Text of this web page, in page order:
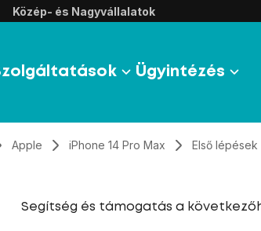
Közép- és Nagyvállalatok
Ügyintézés
Apple iPhone 14 Pro Max Első lépések
Segítség és támogatás a